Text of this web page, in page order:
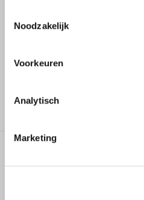
Noodzakelijk
Voorkeuren
Analytisch
Marketing